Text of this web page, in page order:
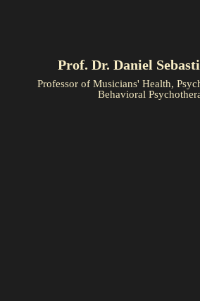
Prof. Dr. Daniel
Professor of Musicians' Health,
Behavioral